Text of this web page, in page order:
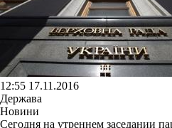
12:55 17.11.2016
Держава
Новини
Сегодня на утреннем заседании